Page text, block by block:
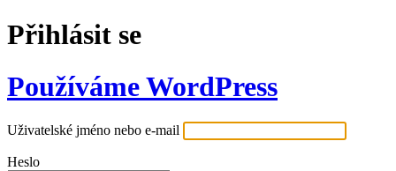
Přihlásit se
Používáme WordPress
Uživatelské jméno nebo e-mail
Heslo